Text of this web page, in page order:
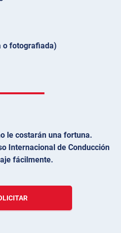
o fotografiada)
le costarán una fortuna.
Internacional de Conducción
fácilmente.